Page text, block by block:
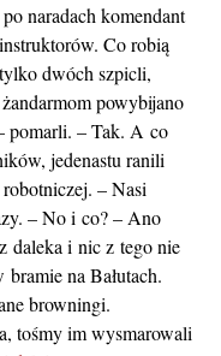
naradach komendant
Co robią
dwóch szpicli,
powybijano
pomarli. – Tak. A co
jedenastu ranili
– Nasi
– No i co? – Ano
daleka i nic z tego nie
na Bałutach.
browningi.
tośmy im wysmarowali